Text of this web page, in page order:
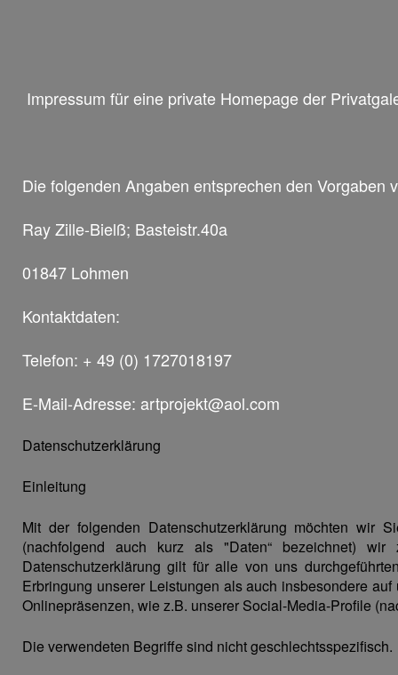
Impressum für eine private Homepage der
Die folgenden Angaben entsprechen den Vorgaben
Ray Zille-Bielß; Basteistr.40a
01847 Lohmen
Kontaktdaten:
Telefon: + 49 (0) 1727018197
E-Mail-Adresse: artprojekt@aol.com
Datenschutzerklärung
Einleitung
Mit der folgenden Datenschutzerklärung möchten wir
(nachfolgend auch kurz als "Daten“ bezeichnet)
Datenschutzerklärung gilt für alle von uns
Erbringung unserer Leistungen als auch insbesondere
Onlinepräsenzen, wie z.B. unserer Social-Media-Profile
Die verwendeten Begriffe sind nicht geschlechtsspezifisch.